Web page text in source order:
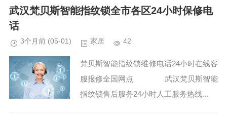
工作人...
武汉梵贝斯智能指纹锁全市各区24小时保修电
话
3个月前 (05-01) 家居 42
梵贝斯智能指纹锁维修电话24小时在线客
服报修全国网点 武汉梵贝斯智能
指纹锁售后服务24小时人工服务热线...